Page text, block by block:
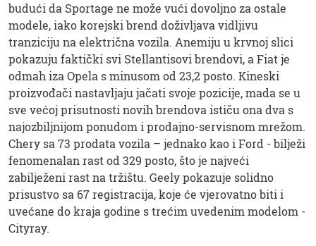
budući da Sportage ne može vući dovoljno za ostale
modele, iako korejski brend doživljava vidljivu
tranziciju na električna vozila. Anemiju u krvnoj slici
pokazuju faktički svi Stellantisovi brendovi, a Fiat je
odmah iza Opela s minusom od 23,2 posto. Kineski
proizvođači nastavljaju jačati svoje pozicije, mada se u
sve većoj prisutnosti novih brendova ističu ona dva s
najozbiljnijom ponudom i prodajno-servisnom mrežom.
Chery sa 73 prodata vozila – jednako kao i Ford - bilježi
fenomenalan rast od 329 posto, što je najveći
zabilježeni rast na tržištu. Geely pokazuje solidno
prisustvo sa 67 registracija, koje će vjerovatno biti i
uvećane do kraja godine s trećim uvedenim modelom -
Cityray.